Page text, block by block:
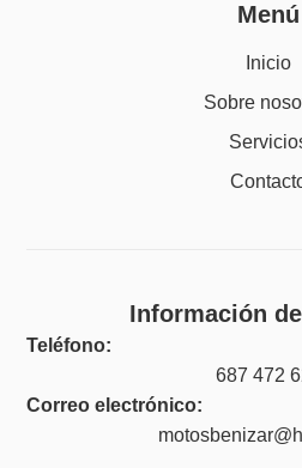
Menú
Inicio
Sobre
Información
Teléfono:
687 472
Correo electrónico: